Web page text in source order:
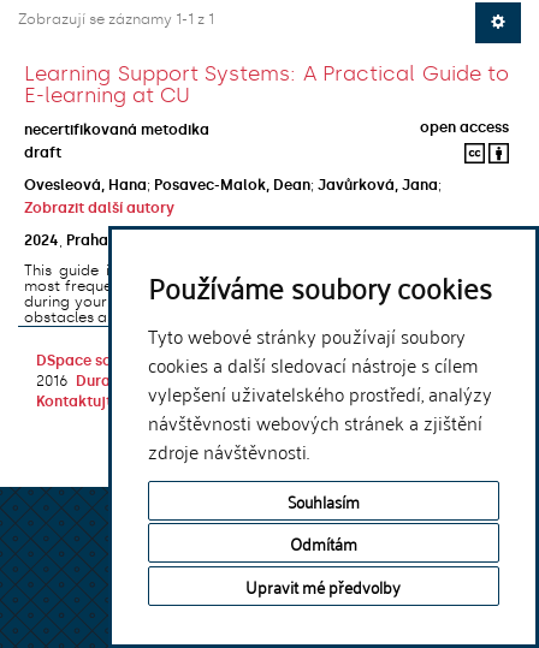
Používáme soubory cookies
Tyto webové stránky používají soubory
cookies a další sledovací nástroje s cílem
vylepšení uživatelského prostředí, analýzy
návštěvnosti webových stránek a zjištění
zdroje návštěvnosti.
Souhlasím
Odmítám
Upravit mé předvolby
Zobrazují se záznamy 1-1 z 1
Learning Support Systems: A Practical Guide to
E-learning at CU
necertifikovaná metodika
open access
draft
Ovesleová, Hana; Posavec-Malok, Dean; Javůrková, Jana;
Zobrazit další autory
2024
Praha
This guide introduces the e-learning support tools that are used
most frequently at Charles University and that you may encounter
during your studies. It will also help you to avoid the most common
obstacles associated ...
DSpace softwarecopyright © 2002-
2016
DuraSpace
Kontaktujte nás |Vyjádření názoru
Theme by